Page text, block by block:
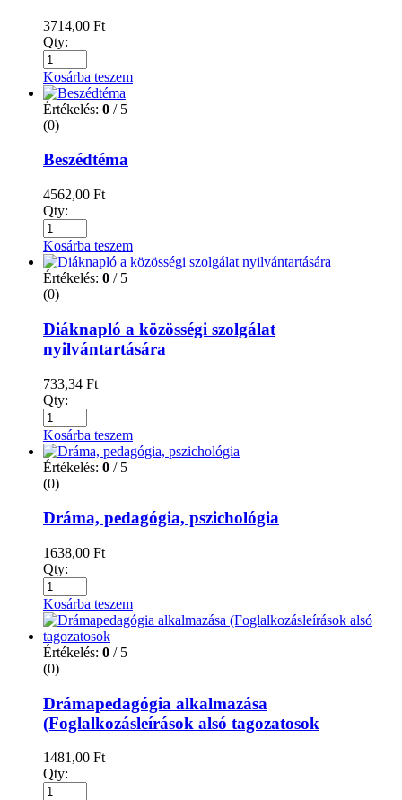
3714,00 Ft
Qty:
Kosárba teszem
Értékelés: 0 / 5
(0)
Beszédtéma
4562,00 Ft
Qty:
Kosárba teszem
Értékelés: 0 / 5
(0)
Diáknapló a közösségi szolgálat
nyilvántartására
733,34 Ft
Qty:
Kosárba teszem
Értékelés: 0 / 5
(0)
Dráma, pedagógia, pszichológia
1638,00 Ft
Qty:
Kosárba teszem
Értékelés: 0 / 5
(0)
Drámapedagógia alkalmazása
(Foglalkozásleírások alsó tagozatosok
1481,00 Ft
Qty: